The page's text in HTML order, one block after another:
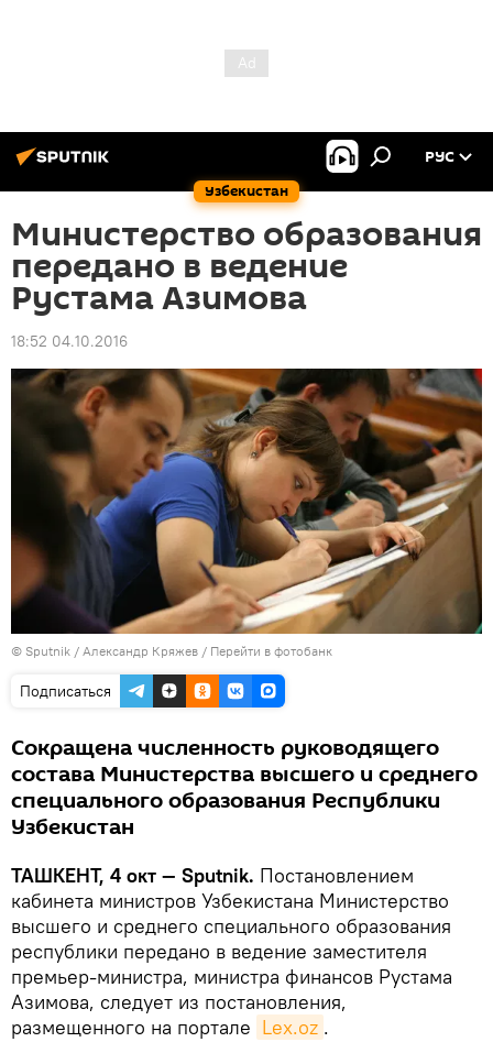
Узбекистан
РУС
Министерство образования
передано в ведение
Рустама Азимова
18:52 04.10.2016
© Sputnik / Александр Кряжев / Перейти в фотобанк
Подписаться
Сокращена численность руководящего
состава Министерства высшего и среднего
специального образования Республики
Узбекистан
ТАШКЕНТ, 4 окт — Sputnik. Постановлением
кабинета министров Узбекистана Министерство
высшего и среднего специального образования
республики передано в ведение заместителя
премьер-министра, министра финансов Рустама
Азимова, следует из постановления,
размещенного на портале Lex.oz .